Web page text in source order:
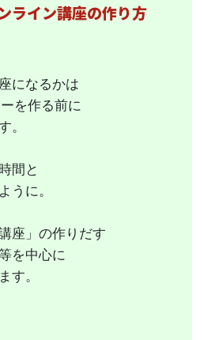
ライン講座の作り方
になるかは
を作る前に
。
間と
うに。
座」の作りだす
を中心に
す。